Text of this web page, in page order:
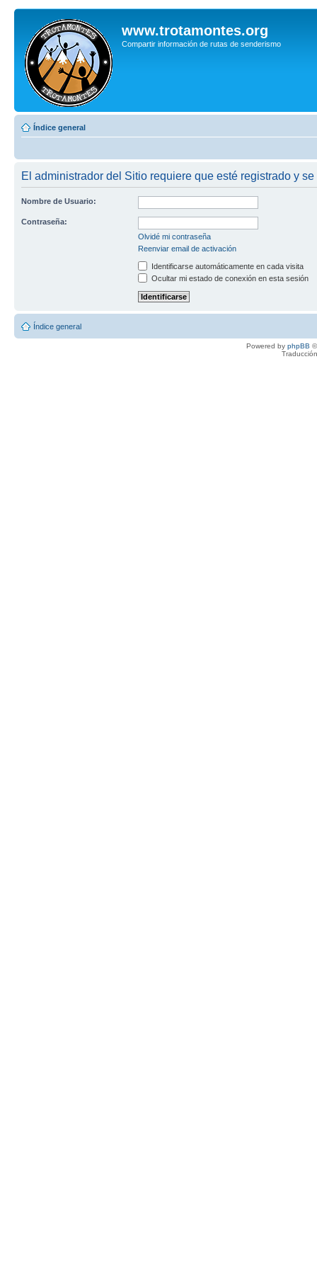
www.trotamontes.org
Compartir información de rutas de senderismo
Índice general
El administrador del Sitio requiere que esté registrado y
Nombre de Usuario:
Contraseña:
Olvidé mi contraseña
Reenviar email de activación
Identificarse automáticamente en cada visita
Ocultar mi estado de conexión en esta sesión
Índice general
Powered by phpBB